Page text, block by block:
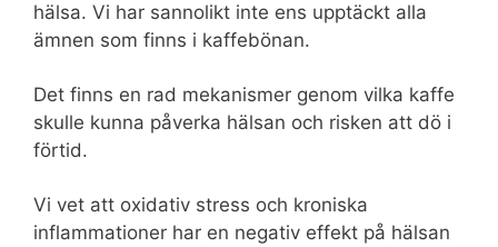
hälsa. Vi har sannolikt inte ens upptäckt alla
ämnen som finns i kaffebönan.
Det finns en rad mekanismer genom vilka kaffe
skulle kunna påverka hälsan och risken att dö i
förtid.
Vi vet att oxidativ stress och kroniska
inflammationer har en negativ effekt på hälsan